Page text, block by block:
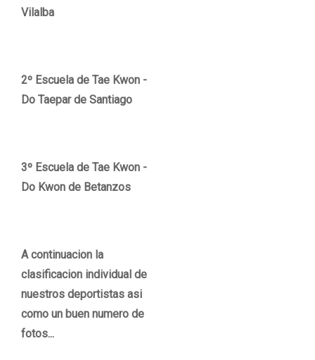
Vilalba
2º Escuela de Tae Kwon -
Do Taepar de Santiago
3º Escuela de Tae Kwon -
Do Kwon de Betanzos
A continuacion la
clasificacion individual de
nuestros deportistas asi
como un buen numero de
fotos...